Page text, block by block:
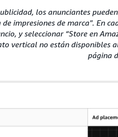
los anunciantes
impresiones de marca". En
y seleccionar “Store en
vertical no están disponibles
página